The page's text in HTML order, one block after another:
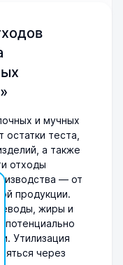
и мучных
теста,
а также
отходы
— от
продукции.
жиры и
потенциально
Утилизация
через